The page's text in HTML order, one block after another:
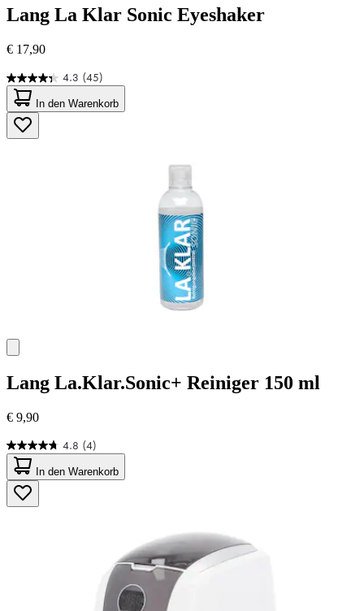
Lang La Klar Sonic Eyeshaker
€ 17,90
4.3 (45)
4.3
von
5
Sternen.
45
In den Warenkorb
Lang La.Klar.Sonic+ Reiniger 150 ml
€ 9,90
4.8 (4)
4.8
von
5
Sternen.
4
In den Warenkorb